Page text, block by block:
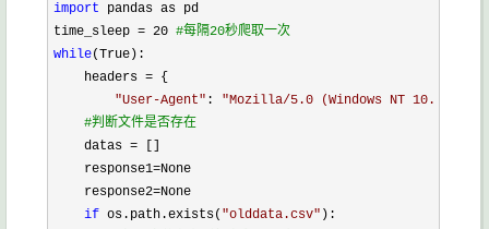
import pandas as pd
time_sleep = 20 #每隔20秒爬取一次
while(True):
    headers
= {
"User-Agent" : "Mozilla/5.0 (Windows NT 10.0;
#判断文件是否存在
    datas =
    response1
=None
    response2
=None
if os.path.exists( "olddata.csv" ):